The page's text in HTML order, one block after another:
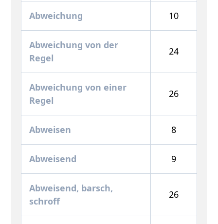
Abweichung 10
Abweichung von der
Regel
24
Abweichung von einer
Regel
26
Abweisen 8
Abweisend 9
Abweisend, barsch,
schroff
26